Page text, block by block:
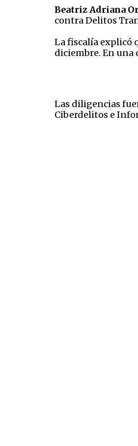
Beatriz Adriana
contra Delitos
La fiscalía explicó
diciembre. En una
Las diligencias
Ciberdelitos e